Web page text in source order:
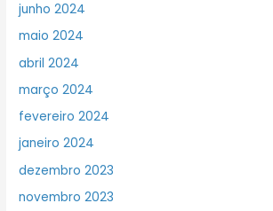
junho 2024
maio 2024
abril 2024
março 2024
fevereiro 2024
janeiro 2024
dezembro 2023
novembro 2023